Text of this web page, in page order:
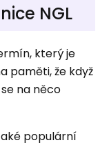
NGL
který je
paměti, že když
na něco
populární